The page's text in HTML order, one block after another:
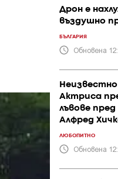
Дрон е
въздушно
БЪЛГАРИЯ
Обновена
Актриса
лъвове
Алфред
ЛЮБОПИТНО
Обновена